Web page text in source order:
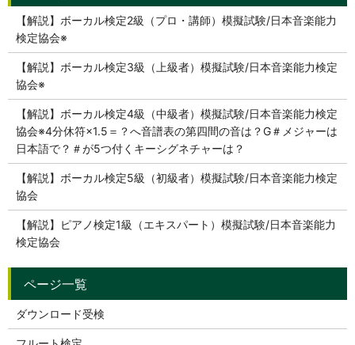
【解説】ボーカル検定2級（プロ・講師）模擬試験/日本音楽能力
検定協会※
【解説】ボーカル検定3級（上級者）模擬試験/日本音楽能力検定
協会※
【解説】ボーカル検定4級（中級者）模擬試験/日本音楽能力検定
協会※4分休符×1.5＝？へ音譜表の第四間の音は？G＃メジャーは
日本語で？＃が5つ付くキーシグネチャーは？
【解説】ボーカル検定5級（初級者）模擬試験/日本音楽能力検定
協会
【解説】ピアノ検定1級（エキスパート）模擬試験/日本音楽能力
検定協会
ダウンロード受検